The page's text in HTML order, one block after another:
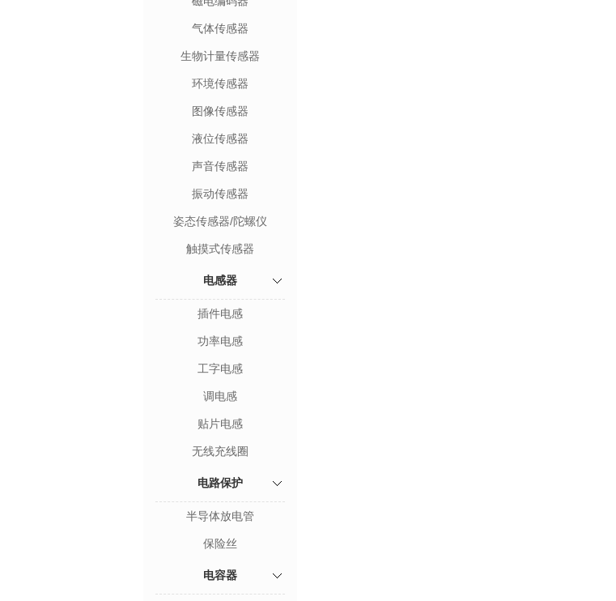
气体传感器
生物计量传感器
环境传感器
图像传感器
液位传感器
声音传感器
振动传感器
姿态传感器/陀螺仪
触摸式传感器
电感器
插件电感
功率电感
工字电感
调电感
贴片电感
无线充线圈
电路保护
半导体放电管
保险丝
电容器